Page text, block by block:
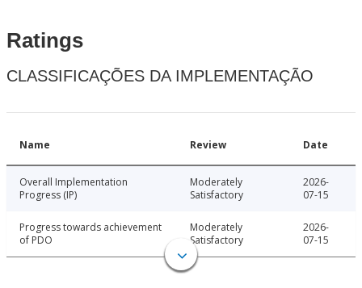
Ratings
CLASSIFICAÇÕES DA IMPLEMENTAÇÃO
Name Review Date
Overall Implementation
Progress (IP)
Moderately
Satisfactory
2026-
07-15
Progress towards achievement
of PDO
Moderately
Satisfactory
2026-
07-15